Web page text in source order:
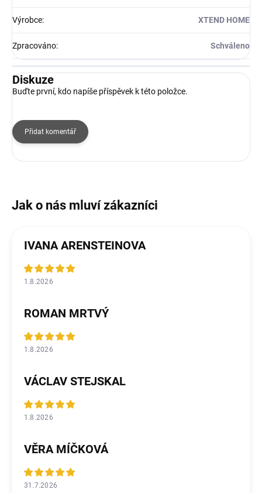
Výrobce: XTEND HOME
Zpracováno: Schváleno
Diskuze
Buďte první, kdo napíše příspěvek k této položce.
Přidat komentář
IVANA ARENSTEINOVA
1.8.2026
ROMAN MRTVÝ
1.8.2026
VÁCLAV STEJSKAL
1.8.2026
VĚRA MÍČKOVÁ
31.7.2026